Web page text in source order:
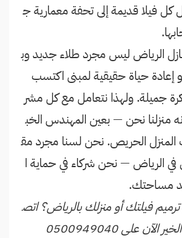
كل فيلا قديمة إلى تحفة معمارية ج
الرياض ليس مجرد طلاء جديد وب
حياة حقيقية لمبنى اكتسب
جميلة. ولهذا نتعامل مع كل مشر
منزلنا نحن — بعين المهندس الخب
الحريص. نحن لسنا مجرد مق
الرياض — نحن شركاء في حماية ا
مساحتك.
فيلتك أو منزلك بالرياض؟ اتص
ل بفريق عنادل الخير الآن على 0500949040